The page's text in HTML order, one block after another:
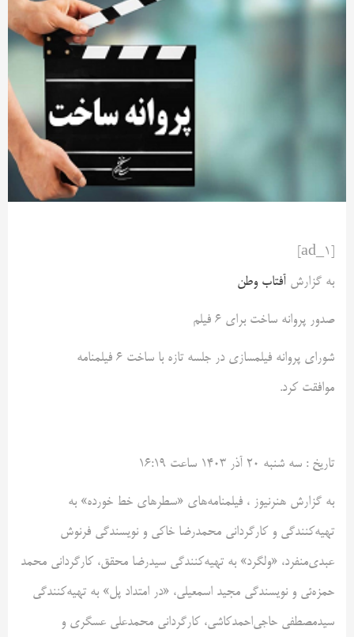
به گزارش آفتاب وطن
صدور پروانه ساخت برای ۶ فیلم
شورای پروانه فیلمسازی در جلسه تازه با ساخت ۶ فیلمنامه
موافقت کرد.
تاريخ : سه شنبه ۲۰ آذر ۱۴۰۳ ساعت ۱۶:۱۹
به گزارش هنرنیوز ، فیلمنامه‌های «سطر‌های خط خورده» به
تهیه‌کنندگی و کارگردانی محمدرضا خاکی و نویسندگی فرنوش
عبدی‌منفرد، «ولگرد» به تهیه‌کنندگی سیدرضا محقق، کارگردانی محمد
حمزه‌ئی و نویسندگی مجید اسمعیلی، «در امتداد پل» به تهیه‌کنندگی
سیدمصطفی حاجی‌احمدکاشی، کارگردانی محمدعلی عسگری و